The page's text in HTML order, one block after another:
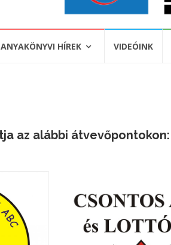
ANYAKÖNYVI HÍREK VIDEÓINK
az alábbi átvevőpontokon: